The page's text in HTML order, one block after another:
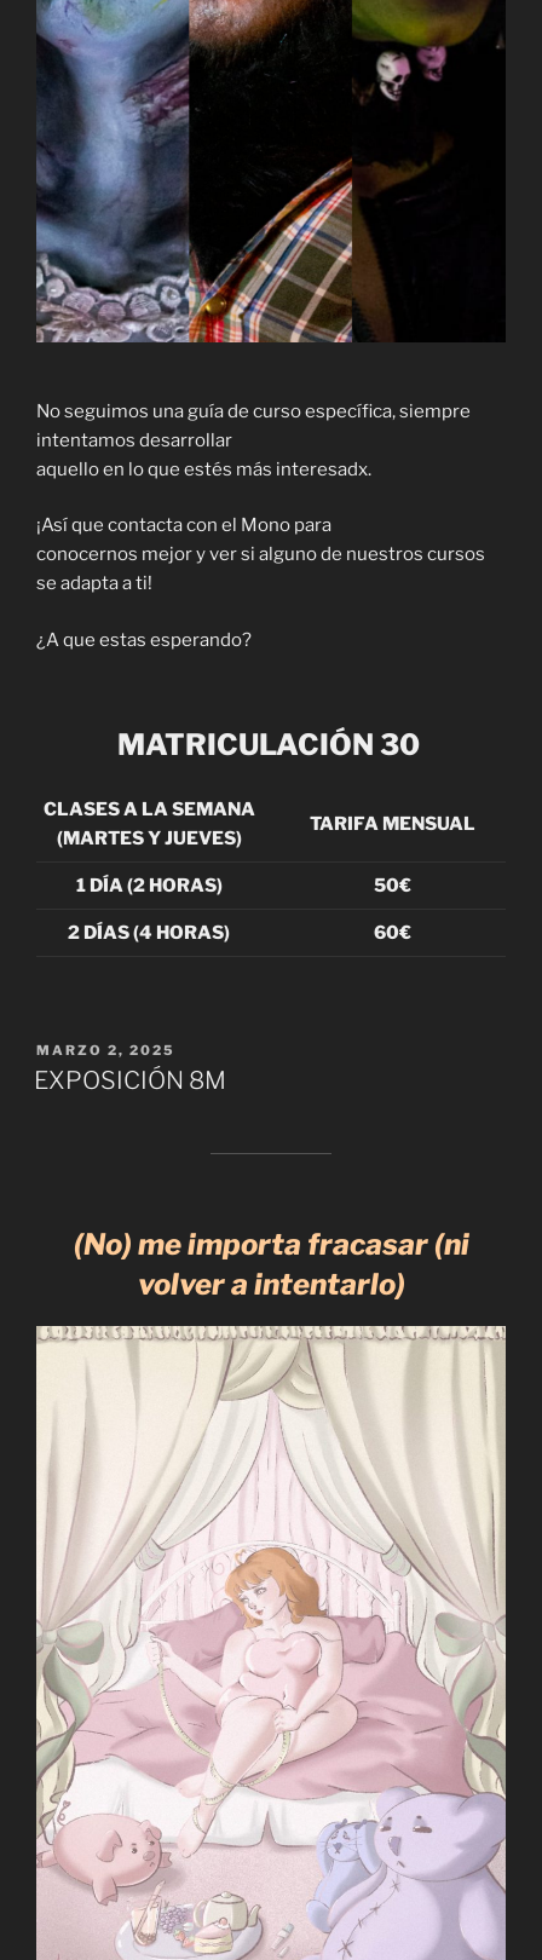
No seguimos una guía de curso específica, siempre
intentamos desarrollar
aquello en lo que estés más interesadx.
¡Así que contacta con el Mono para
conocernos mejor y ver si alguno de nuestros cursos
se adapta a ti!
¿A que estas esperando?
MATRICULACIÓN 30
CLASES A LA SEMANA
(MARTES Y JUEVES)
TARIFA MENSUAL
1 DÍA (2 HORAS) 50€
2 DÍAS (4 HORAS) 60€
PUBLICADO
EL
MARZO 2, 2025
EXPOSICIÓN 8M
(No) me importa fracasar (ni
volver a intentarlo)